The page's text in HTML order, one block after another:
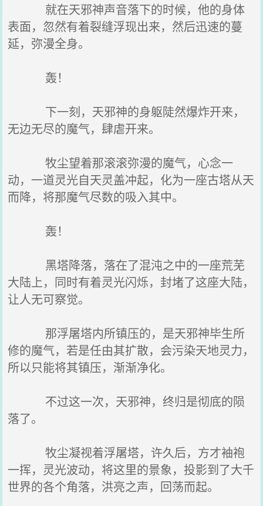
就在天邪神声音落下的时候，他的身体
表面，忽然有着裂缝浮现出来，然后迅速的蔓
延，弥漫全身。
轰！
下一刻，天邪神的身躯陡然爆炸开来，
无边无尽的魔气，肆虐开来。
牧尘望着那滚滚弥漫的魔气，心念一
动，一道灵光自天灵盖冲起，化为一座古塔从天
而降，将那魔气尽数的吸入其中。
轰！
黑塔降落，落在了混沌之中的一座荒芜
大陆上，同时有着灵光闪烁，封堵了这座大陆，
让人无可察觉。
那浮屠塔内所镇压的，是天邪神毕生所
修的魔气，若是任由其扩散，会污染天地灵力，
所以只能将其镇压，渐渐净化。
不过这一次，天邪神，终归是彻底的陨
落了。
牧尘凝视着浮屠塔，许久后，方才袖袍
一挥，灵光波动，将这里的景象，投影到了大千
世界的各个角落，洪亮之声，回荡而起。